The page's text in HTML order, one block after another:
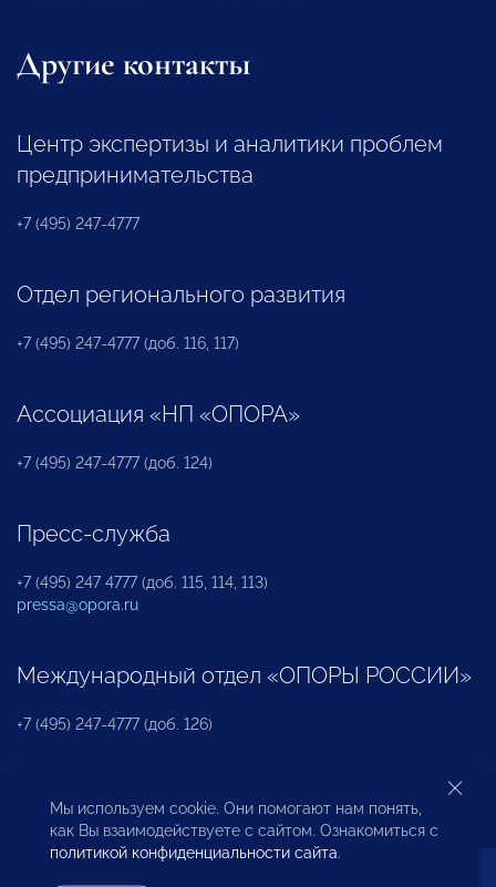
Другие контакты
Центр экспертизы и аналитики проблем
предпринимательства
+7 (495) 247-4777
Отдел регионального развития
+7 (495) 247-4777 (доб. 116, 117)
Ассоциация «НП «ОПОРА»
+7 (495) 247-4777 (доб. 124)
Пресс-служба
+7 (495) 247 4777 (доб. 115, 114, 113)
pressa@opora.ru
Международный отдел «ОПОРЫ РОССИИ»
+7 (495) 247-4777 (доб. 126)
Бюро по защите прав предпринимателей и
инвесторов
Мы используем cookie. Они помогают нам понять,
как Вы взаимодействуете с сайтом. Ознакомиться с
политикой конфиденциальности сайта.